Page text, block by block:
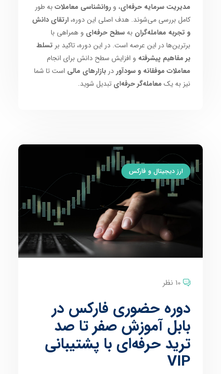
مدیریت سرمایه حرفه‌ای، وروانشناسی معاملات به طور
کامل بررسی می‌شوند. هدف اصلی این دوره،ارتقای دانش
و تجربه معامله‌گران بهسطح حرفه‌ای و همراهی با
برترین‌ها در این عرصه است. در این دوره، تاکید بر تسلط
بر مفاهیم پیشرفته و افزایش سطح دانش برای انجام
معاملات موفقانه و سودآور دربازارهای مالی است تا شما
نیز به یک معامله‌گر حرفه‌ای تبدیل شوید.
ارز دیجیتال و فارکس
10 نظر
دوره حضوری فارکس در
بابل آموزش صفر تا صد
ترید حرفه‌ای با پشتیبانی
VIP